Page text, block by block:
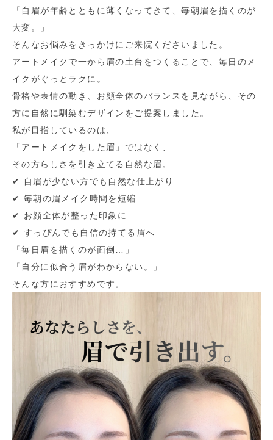
「自眉が年齢とともに薄くなってきて、毎朝眉を描くのが
大変。」
そんなお悩みをきっかけにご来院くださいました。
アートメイクで一から眉の土台をつくることで、毎日のメ
イクがぐっとラクに​。​
骨格や表情の動き、お顔全体のバランスを見ながら、その
方に自然に馴染むデザインをご提案しました。
私が目指しているのは、
「アートメイクをした眉」ではなく、
その方らしさを引き立てる自然な眉。
✔︎ 自眉が少ない方でも自然な仕上がり
✔︎ 毎朝の眉メイク時間を短縮
✔︎ お顔全体が整った印象に
✔︎ すっぴんでも自信の持てる眉へ
「毎日眉を描くのが面倒…」
「自分に似合う眉がわからない。」
そんな方におすすめです。